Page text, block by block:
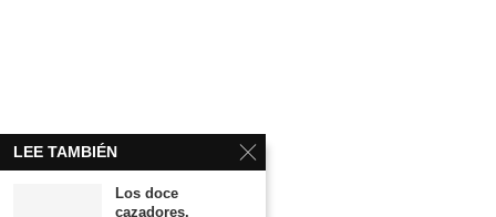
LEE TAMBIÉN
Los doce
cazadores.